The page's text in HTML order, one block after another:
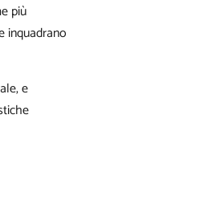
più
inquadrano
e